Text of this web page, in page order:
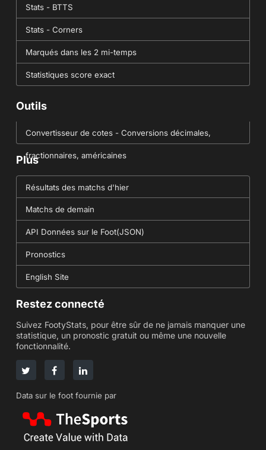
Stats - BTTS
Stats - Corners
Marqués dans les 2 mi-temps
Statistiques score exact
Outils
Convertisseur de cotes - Conversions décimales,
fractionnaires, américaines
Plus
Résultats des matchs d'hier
Matchs de demain
API Données sur le Foot(JSON)
Pronostics
English Site
Restez connecté
Suivez FootyStats, pour être sûr de ne jamais manquer une
statistique, un pronostic gratuit ou même une nouvelle
fonctionnalité.
Data sur le foot fournie par